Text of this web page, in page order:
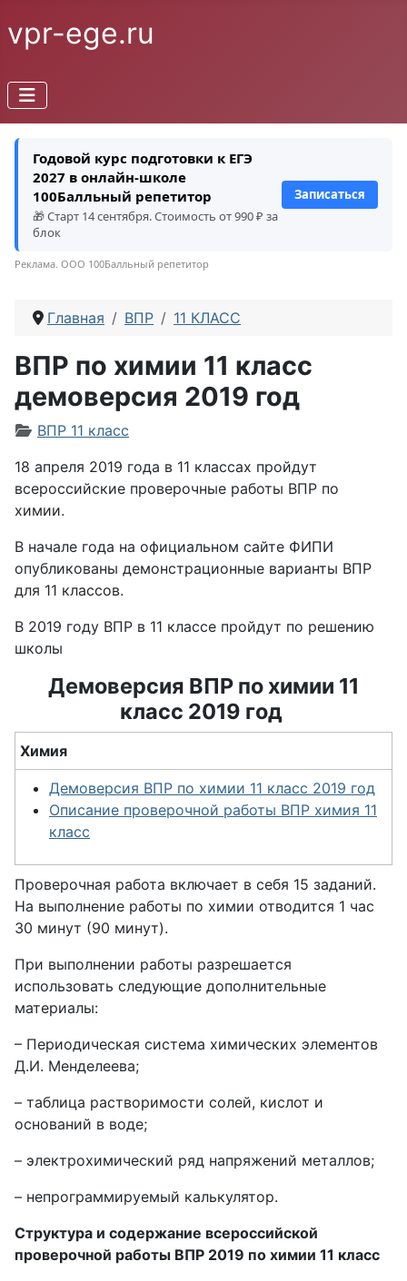
vpr-ege.ru
Годовой курс подготовки к ЕГЭ
2027 в онлайн-школе
100Балльный репетитор
🎁 Старт 14 сентября. Стоимость от 990 ₽ за
блок
Записаться
Реклама. ООО 100Балльный репетитор
Главная ВПР 11 КЛАСС
ВПР по химии 11 класс
демоверсия 2019 год
Информация о материале
ВПР 11 класс
18 апреля 2019 года в 11 классах пройдут
всероссийские проверочные работы ВПР по
химии.
В начале года на официальном сайте ФИПИ
опубликованы демонстрационные варианты ВПР
для 11 классов.
В 2019 году ВПР в 11 классе пройдут по решению
школы
Демоверсия ВПР по химии 11
класс 2019 год
Химия
Демоверсия ВПР по химии 11 класс 2019 год
Описание проверочной работы ВПР химия 11
класс
Проверочная работа включает в себя 15 заданий.
На выполнение работы по химии отводится 1 час
30 минут (90 минут).
При выполнении работы разрешается
использовать следующие дополнительные
материалы:
– Периодическая система химических элементов
Д.И. Менделеева;
– таблица растворимости солей, кислот и
оснований в воде;
– электрохимический ряд напряжений металлов;
– непрограммируемый калькулятор.
Структура и содержание всероссийской
проверочной работы ВПР 2019 по химии 11 класс